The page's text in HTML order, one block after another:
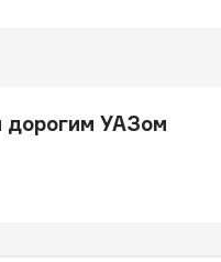
дорогим УАЗом